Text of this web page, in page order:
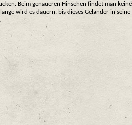
Beim genaueren Hinsehen findet man keine
wird es dauern, bis dieses Geländer in seine